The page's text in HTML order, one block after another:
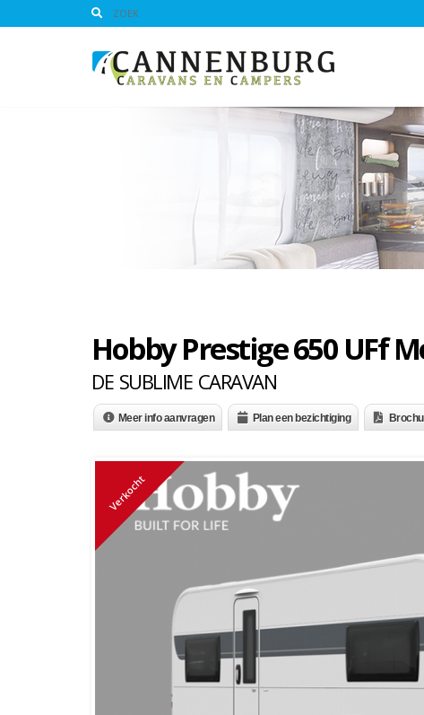
Hobby Prestige 650 UFf
DE SUBLIME CARAVAN
Meer info aanvragen Plan een bezichtiging
Verkocht